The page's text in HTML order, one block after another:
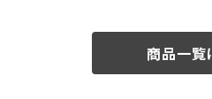
商品一覧